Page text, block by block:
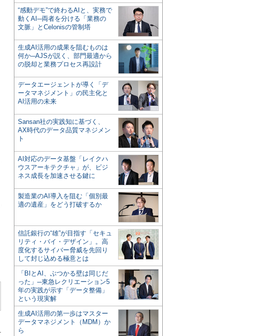
“感動デモ”で終わるAIと、実務で
動くAI─両者を分ける「業務の
文脈」とCelonisの管制塔
生成AI活用の成果を阻むものは
何か─AJSが説く、部門最適から
の脱却と業務プロセス再設計
データエージェントが導く「デ
ータマネジメント」の民主化と
AI活用の未来
Sansan社の実践知に基づく、
AX時代のデータ品質マネジメン
ト
AI対応のデータ基盤「レイクハ
ウスアーキテクチャ」が、ビジ
ネス成長を加速させる鍵に
製造業のAI導入を阻む「個別最
適の遺産」をどう打破するか
信託銀行の“雄”が目指す「セキュ
リティ・バイ・デザイン」。高
度化するサイバー脅威を先回り
して封じ込める極意とは
「BIとAI、ぶつかる壁は同じだ
った」─東急レクリエーション5
年の実践が示す「データ整備」
という現実解
生成AI活用の第一歩はマスター
データマネジメント（MDM）か
ら